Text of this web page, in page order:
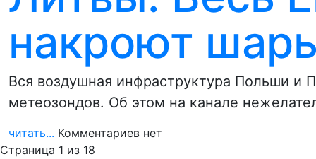
накроют
Вся воздушная инфраструктура Польши и
метеозондов. Об этом на канале
читать... Комментариев нет
Страница 1 из 18